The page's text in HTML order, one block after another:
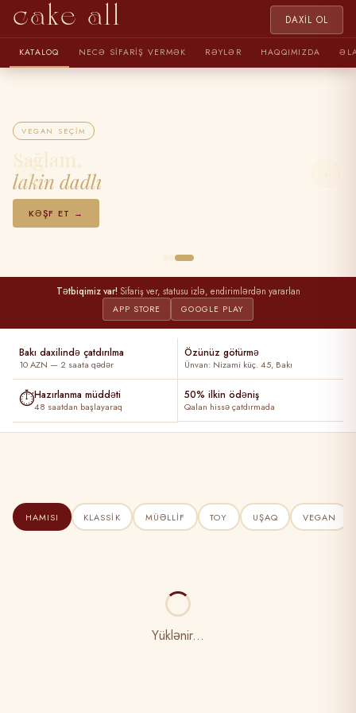
cake all DAXIL OL
KATALOQ NECƏ SIFARIŞ VERMƏK RƏYLƏR HAQQIMIZDA
VEGAN SEÇIM
Sağlam,
lakin dadlı
KƏŞF ET →
‹ ›
Tətbiqimiz var! Sifariş ver, statusu izlə, endirimlərdən yararlan
APP STORE GOOGLE PLAY
Bakı daxilində çatdırılma
10 AZN — 2 saata qədər
Özünüz götürmə
Ünvan: Nizami küç. 45, Bakı
⏱Hazırlanma müddəti
48 saatdan başlayaraq
50% ilkin ödəniş
Qalan hissə çatdırmada
HAMISI KLASSIK MÜƏLLIF TOY UŞAQ VEGAN
Yüklənir...